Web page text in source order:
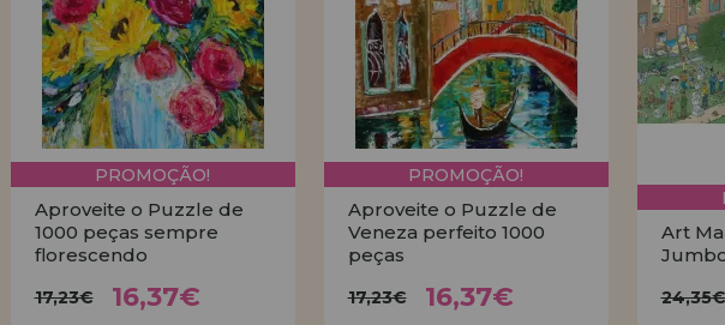
PROMOÇÃO!
Aproveite o Puzzle de
1000 peças sempre
florescendo
17,23€ 16,37€
PROMOÇÃO!
Aproveite o Puzzle de
Veneza perfeito 1000
peças
17,23€ 16,37€
Art
24,35€